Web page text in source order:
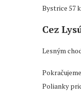
Bystrice 57
Cez
Lesným
Polianky